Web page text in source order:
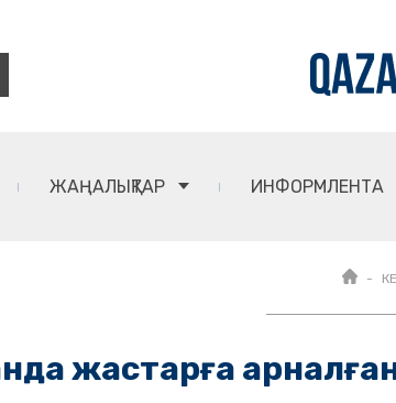
ЖАҢАЛЫҚТАР ИНФОРМЛЕНТА
жастарға